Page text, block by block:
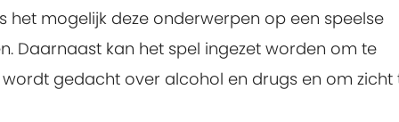
het mogelijk deze onderwerpen op een speelse
Daarnaast kan het spel ingezet worden om te
gedacht over alcohol en drugs en om zicht